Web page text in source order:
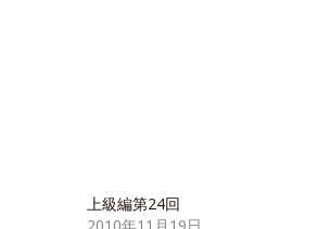
上級編第24回